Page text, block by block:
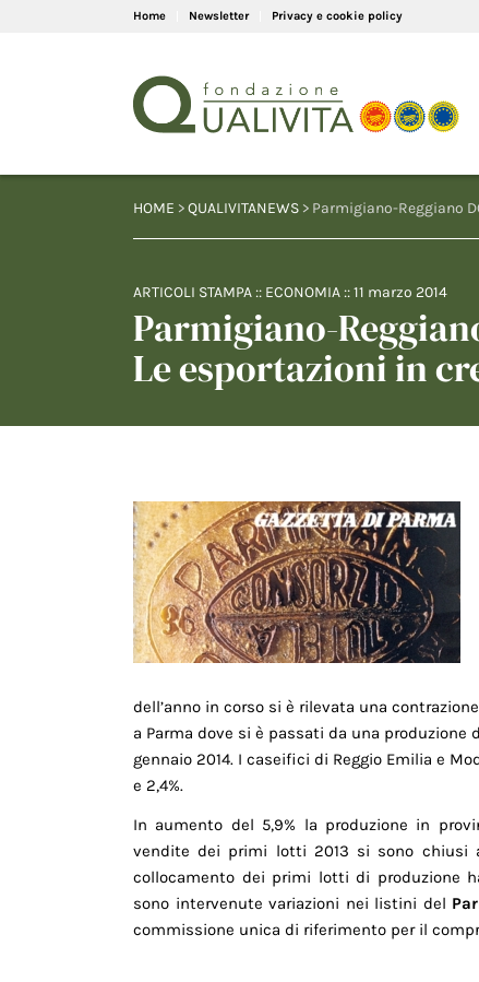
Home Newsletter Privacy e cookie policy
HOME >QUALIVITANEWS > Parmigiano-Reggiano
ARTICOLI STAMPA :: ECONOMIA ::11 marzo 2014
Parmigiano-
Le esportazioni in
dell’anno in corso si è rilevata una
a Parma dove si è passati da una produzione
gennaio 2014. I caseifici di Reggio Emilia e
e 2,4%.
In aumento del 5,9% la produzione in
vendite dei primi lotti 2013 si sono chiusi
collocamento dei primi lotti di produzione
sono intervenute variazioni nei listini del
commissione unica di riferimento per il